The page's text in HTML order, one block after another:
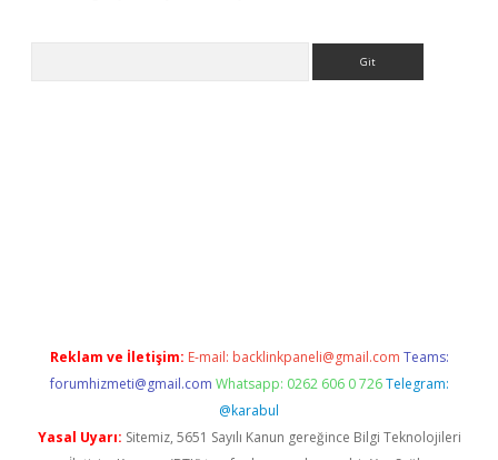
Reklam ve İletişim: E-mail: backlinkpaneli@gmail.com Teams:
forumhizmeti@gmail.com Whatsapp: 0262 606 0 726 Telegram:
@karabul
Yasal Uyarı: Sitemiz, 5651 Sayılı Kanun gereğince Bilgi Teknolojileri